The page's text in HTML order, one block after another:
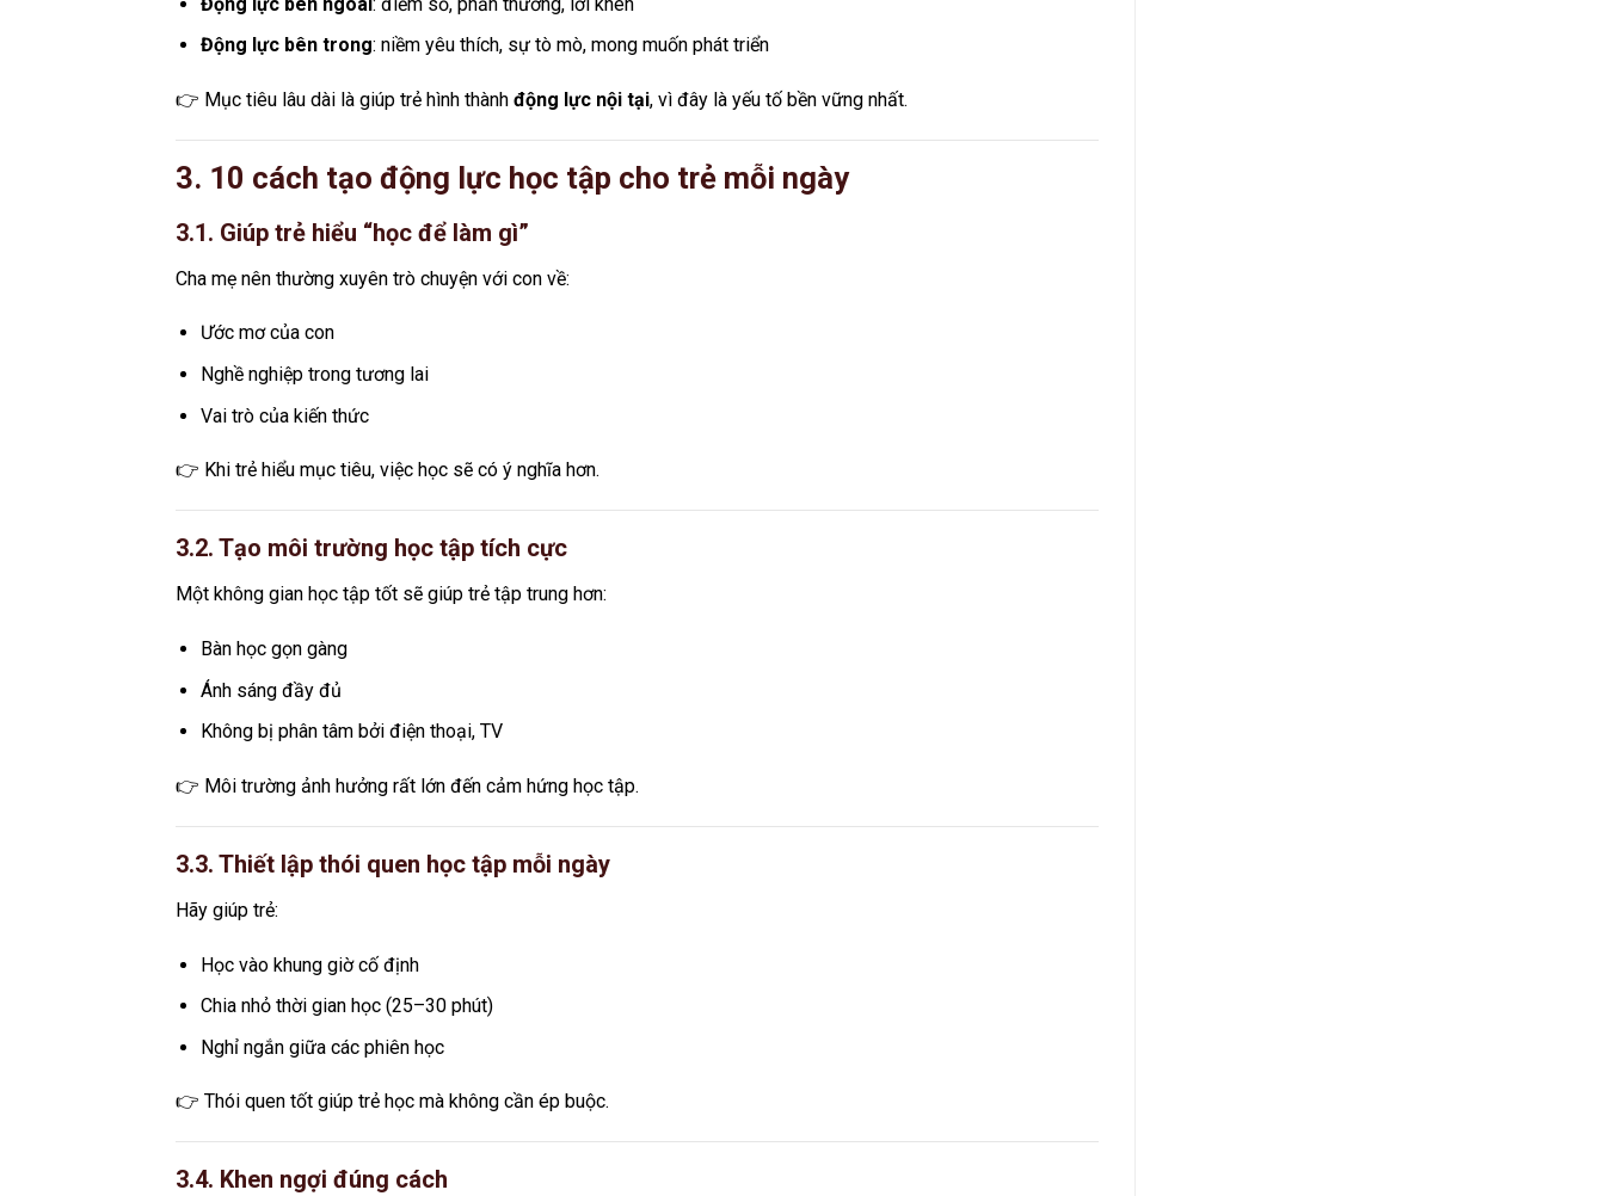
Động lực bên trong: niềm yêu thích, sự tò mò, mong muốn phát triển
👉 Mục tiêu lâu dài là giúp trẻ hình thành động lực nội tại, vì đây là yếu tố bền vững nhất.
3. 10 cách tạo động lực học tập cho trẻ mỗi ngày
3.1. Giúp trẻ hiểu “học để làm gì”
Cha mẹ nên thường xuyên trò chuyện với con về:
Ước mơ của con
Nghề nghiệp trong tương lai
Vai trò của kiến thức
👉 Khi trẻ hiểu mục tiêu, việc học sẽ có ý nghĩa hơn.
3.2. Tạo môi trường học tập tích cực
Một không gian học tập tốt sẽ giúp trẻ tập trung hơn:
Bàn học gọn gàng
Ánh sáng đầy đủ
Không bị phân tâm bởi điện thoại, TV
👉 Môi trường ảnh hưởng rất lớn đến cảm hứng học tập.
3.3. Thiết lập thói quen học tập mỗi ngày
Hãy giúp trẻ:
Học vào khung giờ cố định
Chia nhỏ thời gian học (25–30 phút)
Nghỉ ngắn giữa các phiên học
👉 Thói quen tốt giúp trẻ học mà không cần ép buộc.
3.4. Khen ngợi đúng cách